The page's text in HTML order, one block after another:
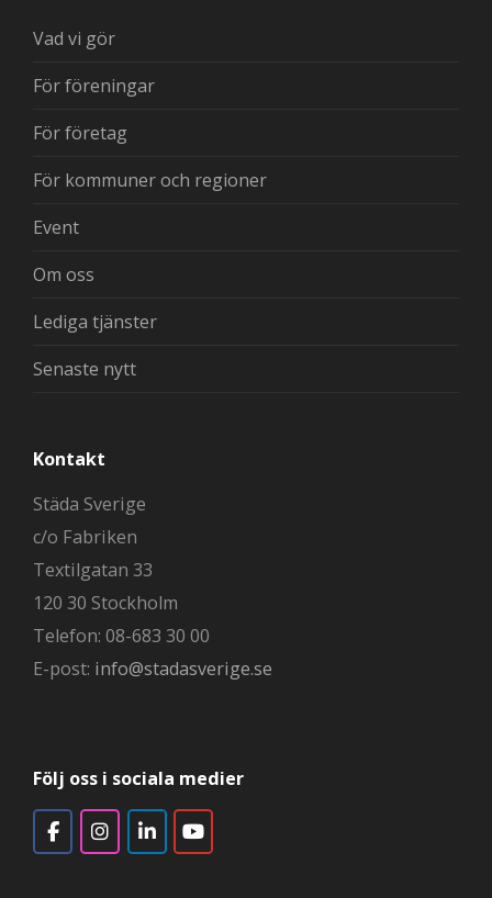
Vad vi gör
För föreningar
För företag
För kommuner och regioner
Event
Om oss
Lediga tjänster
Senaste nytt
Kontakt
Städa Sverige
c/o Fabriken
Textilgatan 33
120 30 Stockholm
Telefon: 08-683 30 00
E-post: info@stadasverige.se
Följ oss i sociala medier